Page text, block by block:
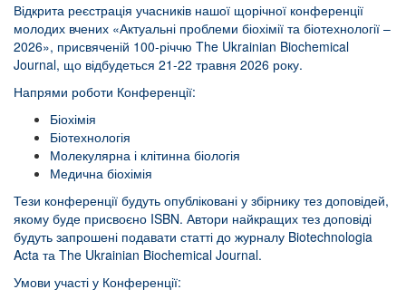
Відкрита реєстрація учасників нашої щорічної конференції
молодих вчених «Актуальні проблеми біохімії та біотехнології –
2026», присвяченій 100-річчю The Ukrainian Biochemical
Journal, що відбудеться 21-22 травня 2026 року.
Напрями роботи Конференції:
Біохімія
Біотехнологія
Молекулярна і клітинна біологія
Медична біохімія
Тези конференції будуть опубліковані у збірнику тез доповідей,
якому буде присвоєно ISBN. Автори найкращих тез доповіді
будуть запрошені подавати статті до журналу Biotechnologia
Acta та The Ukrainian Biochemical Journal.
Умови участі у Конференції: